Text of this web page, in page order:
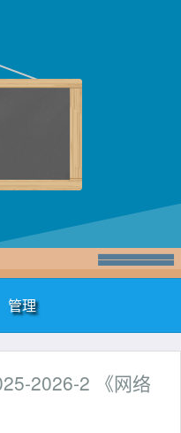
管理
2026-2 《网络